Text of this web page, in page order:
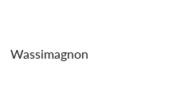
Wassimagnon